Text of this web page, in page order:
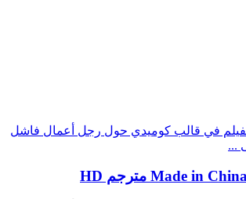
في قالب كوميدي حول رجل أعمال فاشل
...